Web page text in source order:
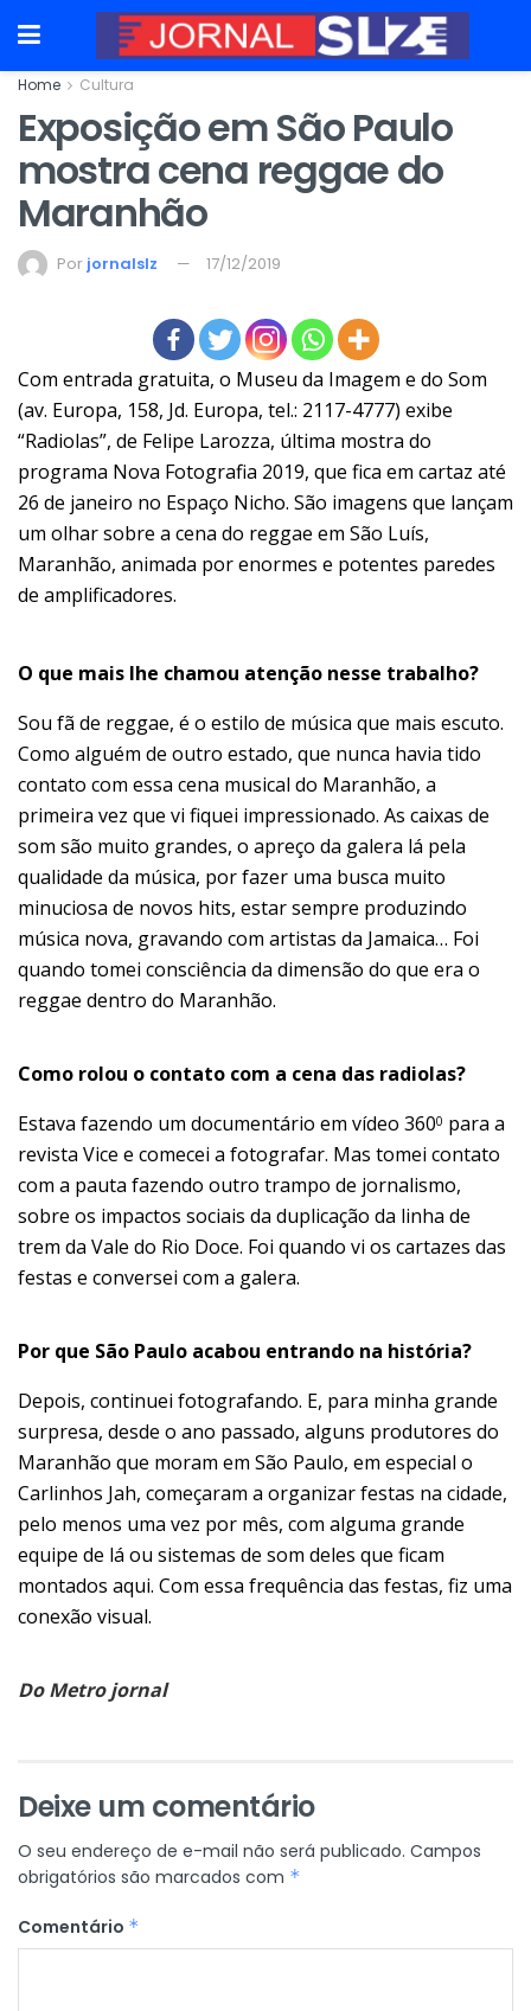
Home Cultura
Exposição em São Paulo
mostra cena reggae do
Maranhão
Por jornalslz 17/12/2019
Com entrada gratuita, o Museu da Imagem e do Som
(av. Europa, 158, Jd. Europa, tel.: 2117-4777) exibe
“Radiolas”, de Felipe Larozza, última mostra do
programa Nova Fotografia 2019, que fica em cartaz até
26 de janeiro no Espaço Nicho. São imagens que lançam
um olhar sobre a cena do reggae em São Luís,
Maranhão, animada por enormes e potentes paredes
de amplificadores.
O que mais lhe chamou atenção nesse trabalho?
Sou fã de reggae, é o estilo de música que mais escuto.
Como alguém de outro estado, que nunca havia tido
contato com essa cena musical do Maranhão, a
primeira vez que vi fiquei impressionado. As caixas de
som são muito grandes, o apreço da galera lá pela
qualidade da música, por fazer uma busca muito
minuciosa de novos hits, estar sempre produzindo
música nova, gravando com artistas da Jamaica… Foi
quando tomei consciência da dimensão do que era o
reggae dentro do Maranhão.
Como rolou o contato com a cena das radiolas?
Estava fazendo um documentário em vídeo 3600 para a
revista Vice e comecei a fotografar. Mas tomei contato
com a pauta fazendo outro trampo de jornalismo,
sobre os impactos sociais da duplicação da linha de
trem da Vale do Rio Doce. Foi quando vi os cartazes das
festas e conversei com a galera.
Por que São Paulo acabou entrando na história?
Depois, continuei fotografando. E, para minha grande
surpresa, desde o ano passado, alguns produtores do
Maranhão que moram em São Paulo, em especial o
Carlinhos Jah, começaram a organizar festas na cidade,
pelo menos uma vez por mês, com alguma grande
equipe de lá ou sistemas de som deles que ficam
montados aqui. Com essa frequência das festas, fiz uma
conexão visual.
Do Metro jornal
Deixe um comentário
O seu endereço de e-mail não será publicado. Campos
obrigatórios são marcados com *
Comentário *